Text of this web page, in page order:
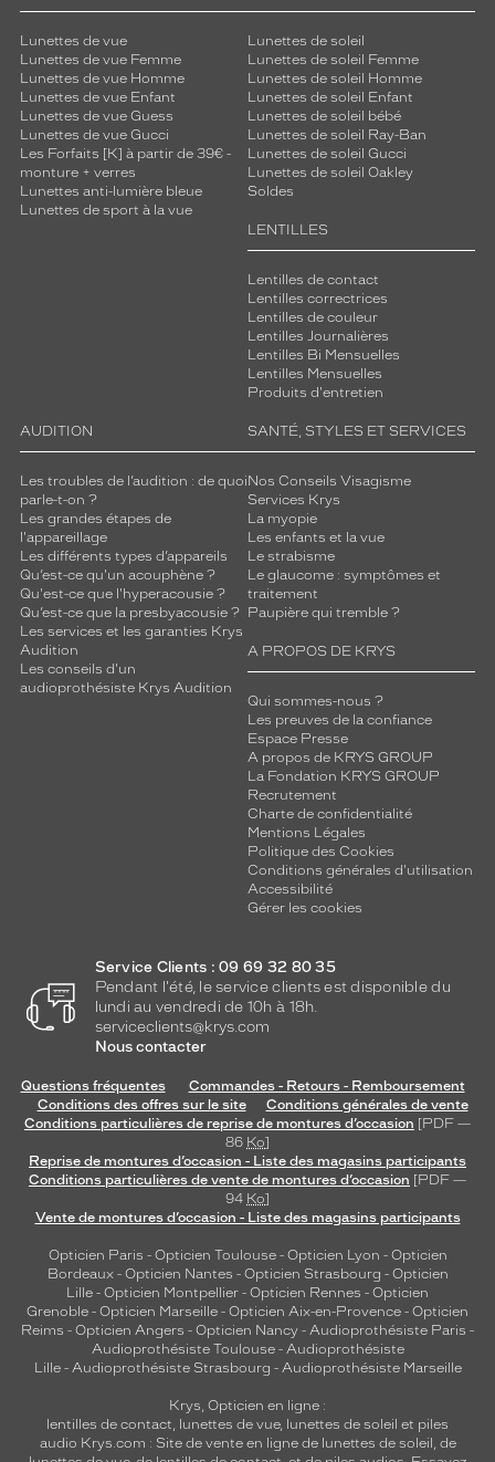
Lunettes de vue
Lunettes de vue Femme
Lunettes de vue Homme
Lunettes de vue Enfant
Lunettes de vue Guess
Lunettes de vue Gucci
Les Forfaits [K] à partir de 39€ -
monture + verres
Lunettes anti-lumière bleue
Lunettes de sport à la vue
Lunettes de soleil
Lunettes de soleil Femme
Lunettes de soleil Homme
Lunettes de soleil Enfant
Lunettes de soleil bébé
Lunettes de soleil Ray-Ban
Lunettes de soleil Gucci
Lunettes de soleil Oakley
Soldes
LENTILLES
Lentilles de contact
Lentilles correctrices
Lentilles de couleur
Lentilles Journalières
Lentilles Bi Mensuelles
Lentilles Mensuelles
Produits d'entretien
AUDITION
Les troubles de l’audition : de quoi
parle-t-on ?
Les grandes étapes de
l'appareillage
Les différents types d’appareils
Qu’est-ce qu'un acouphène ?
Qu'est-ce que l'hyperacousie ?
Qu’est-ce que la presbyacousie ?
Les services et les garanties Krys
Audition
Les conseils d'un
audioprothésiste Krys Audition
SANTÉ, STYLES ET SERVICES
Nos Conseils Visagisme
Services Krys
La myopie
Les enfants et la vue
Le strabisme
Le glaucome : symptômes et
traitement
Paupière qui tremble ?
A PROPOS DE KRYS
Qui sommes-nous ?
Les preuves de la confiance
Espace Presse
A propos de KRYS GROUP
La Fondation KRYS GROUP
Recrutement
Charte de confidentialité
Mentions Légales
Politique des Cookies
Conditions générales d'utilisation
Accessibilité
Gérer les cookies
Service Clients : 09 69 32 80 35
Pendant l'été, le service clients est disponible du
lundi au vendredi de 10h à 18h.
serviceclients@krys.com
Nous contacter
Questions fréquentes
Commandes - Retours - Remboursement
Conditions des offres sur le site
Conditions générales de vente
Conditions particulières de reprise de montures d’occasion [PDF —
86 Ko]
Reprise de montures d’occasion - Liste des magasins participants
Conditions particulières de vente de montures d’occasion [PDF —
94 Ko]
Vente de montures d’occasion - Liste des magasins participants
Opticien Paris - Opticien Toulouse- Opticien Lyon - Opticien
Bordeaux- Opticien Nantes - Opticien Strasbourg - Opticien
Lille - Opticien Montpellier - Opticien Rennes - Opticien
Grenoble - Opticien Marseille - Opticien Aix-en-Provence - Opticien
Reims - Opticien Angers - Opticien Nancy - Audioprothésiste Paris -
Audioprothésiste Toulouse- Audioprothésiste
Lille- Audioprothésiste Strasbourg - Audioprothésiste Marseille
Krys, Opticien en ligne :
lentilles de contact lunettes de vue, lunettes de soleil et piles
audio Krys.com : Site de vente en ligne de lunettes de soleil, de